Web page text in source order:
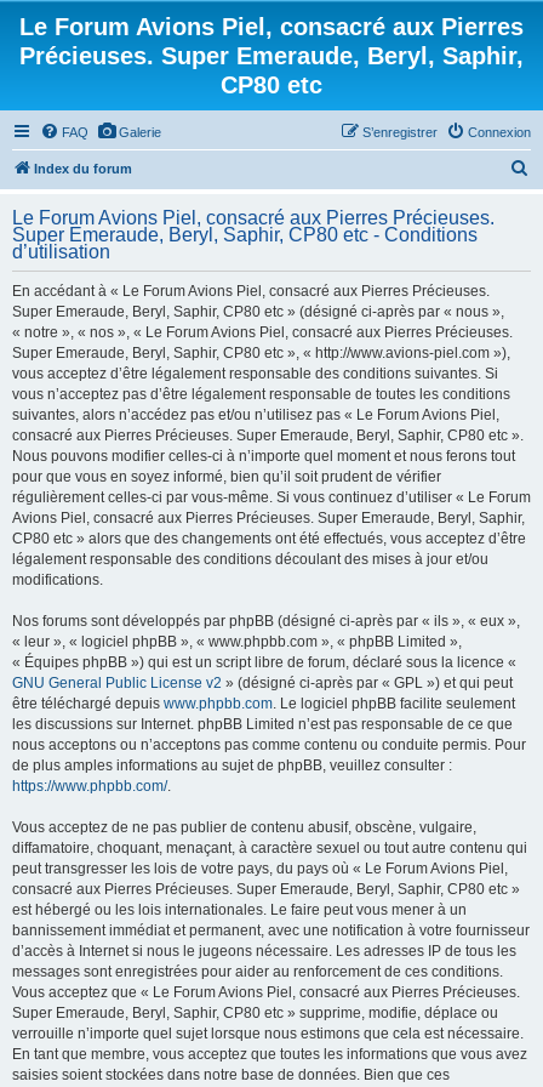
Le Forum Avions Piel, consacré aux Pierres
Précieuses. Super Emeraude, Beryl, Saphir,
CP80 etc
FAQ Galerie Connexion
S’enregistrer
Index du forum
Le Forum Avions Piel, consacré aux Pierres Précieuses.
Super Emeraude, Beryl, Saphir, CP80 etc - Conditions
d’utilisation
En accédant à « Le Forum Avions Piel, consacré aux Pierres Précieuses.
Super Emeraude, Beryl, Saphir, CP80 etc » (désigné ci-après par « nous »,
« notre », « nos », « Le Forum Avions Piel, consacré aux Pierres Précieuses.
Super Emeraude, Beryl, Saphir, CP80 etc », « http://www.avions-piel.com »),
vous acceptez d’être légalement responsable des conditions suivantes. Si
vous n’acceptez pas d’être légalement responsable de toutes les conditions
suivantes, alors n’accédez pas et/ou n’utilisez pas « Le Forum Avions Piel,
consacré aux Pierres Précieuses. Super Emeraude, Beryl, Saphir, CP80 etc ».
Nous pouvons modifier celles-ci à n’importe quel moment et nous ferons tout
pour que vous en soyez informé, bien qu’il soit prudent de vérifier
régulièrement celles-ci par vous-même. Si vous continuez d’utiliser « Le Forum
Avions Piel, consacré aux Pierres Précieuses. Super Emeraude, Beryl, Saphir,
CP80 etc » alors que des changements ont été effectués, vous acceptez d’être
légalement responsable des conditions découlant des mises à jour et/ou
modifications.
Nos forums sont développés par phpBB (désigné ci-après par « ils », « eux »,
« leur », « logiciel phpBB », « www.phpbb.com », « phpBB Limited »,
« Équipes phpBB ») qui est un script libre de forum, déclaré sous la licence «
GNU General Public License v2 » (désigné ci-après par « GPL ») et qui peut
être téléchargé depuis www.phpbb.com. Le logiciel phpBB facilite seulement
les discussions sur Internet. phpBB Limited n’est pas responsable de ce que
nous acceptons ou n’acceptons pas comme contenu ou conduite permis. Pour
de plus amples informations au sujet de phpBB, veuillez consulter :
https://www.phpbb.com/.
Vous acceptez de ne pas publier de contenu abusif, obscène, vulgaire,
diffamatoire, choquant, menaçant, à caractère sexuel ou tout autre contenu qui
peut transgresser les lois de votre pays, du pays où « Le Forum Avions Piel,
consacré aux Pierres Précieuses. Super Emeraude, Beryl, Saphir, CP80 etc »
est hébergé ou les lois internationales. Le faire peut vous mener à un
bannissement immédiat et permanent, avec une notification à votre fournisseur
d’accès à Internet si nous le jugeons nécessaire. Les adresses IP de tous les
messages sont enregistrées pour aider au renforcement de ces conditions.
Vous acceptez que « Le Forum Avions Piel, consacré aux Pierres Précieuses.
Super Emeraude, Beryl, Saphir, CP80 etc » supprime, modifie, déplace ou
verrouille n’importe quel sujet lorsque nous estimons que cela est nécessaire.
En tant que membre, vous acceptez que toutes les informations que vous avez
saisies soient stockées dans notre base de données. Bien que ces